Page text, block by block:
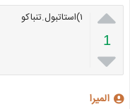

1

۱)استاتبول.تنباکو
المیرا